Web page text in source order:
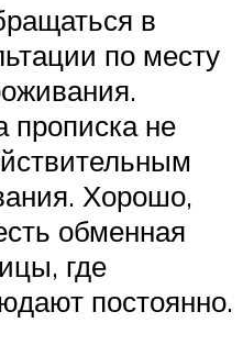
в
по месту
прописка не
Хорошо,
обменная
где
постоянно.